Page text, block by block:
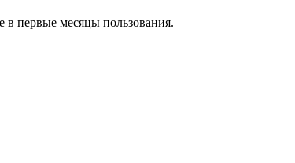
в первые месяцы пользования.